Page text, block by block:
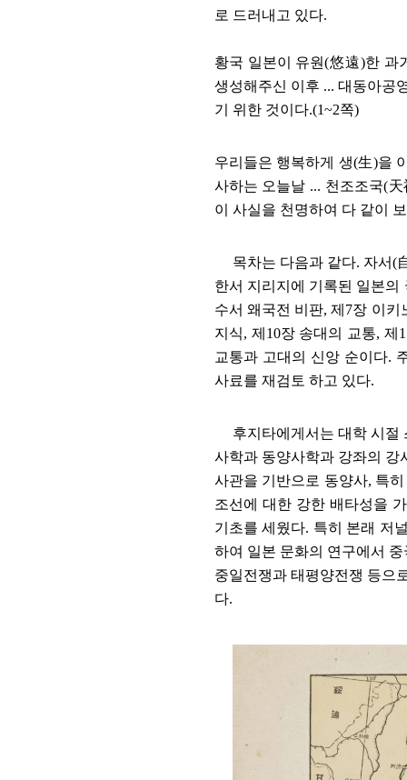
로 드러내고 있다.
황국 일본이 유원(悠遠)한 과
생성해주신 이후 ...대동아공
기 위한 것이다.(1~2쪽)
우리들은 행복하게 생(生)을
사하는 오늘날 ... 천조조국(天
이 사실을 천명하여 다 같이
목차는 다음과 같다. 자서(
한서 지리지에 기록된 일본의
수서 왜국전 비판,제 7장 이키
지식, 제 10장 송대의 교통, 제
교통과 고대의 신앙 순이다.
사료를 재검토 하고 있다.
후지타에게서는 대학 시절
사학과 동양사학과 강좌의
사관을 기반으로 동양사, 특
조선에 대한 강한 배타성을
기초를 세웠다. 특히 본래 저
하여 일본 문화의 연구에서
중일전쟁과 태평양전쟁 등으
다.